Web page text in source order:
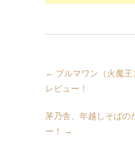
← ブルマワン（火魔
レビュー！
茅乃舎、年越しそばの
ー！
→